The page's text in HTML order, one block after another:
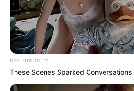
BRAINBERRIES
These Scenes Sparked Conversations